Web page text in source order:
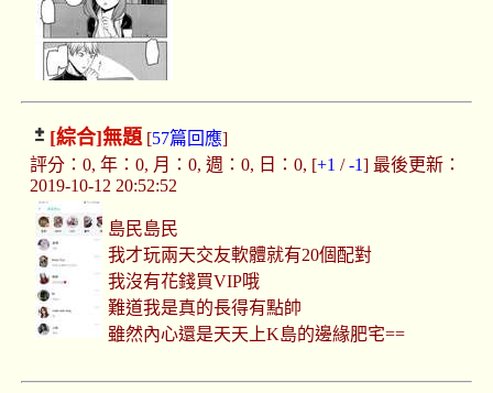
[綜合]無題[57篇回應]
評分：0, 年：0, 月：0, 週：0, 日：0, [+1 /-1] 最後更新：
2019-10-12 20:52:52
島民島民
我才玩兩天交友軟體就有20個配對
我沒有花錢買VIP哦
難道我是真的長得有點帥
雖然內心還是天天上K島的邊緣肥宅==